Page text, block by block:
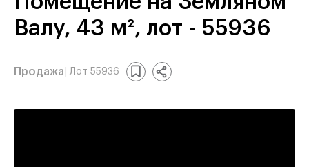
Валу, 43 м², лот - 55936
Продажа | Лот 55936